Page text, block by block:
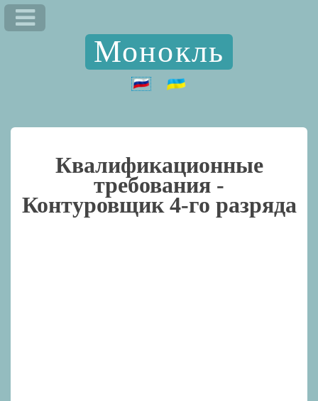
Монокль
Квалификационные
требования -
Контуровщик 4-го разряда